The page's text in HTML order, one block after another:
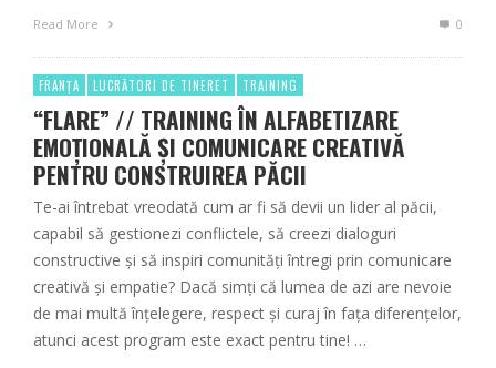
Read More 0
FRANȚA LUCRĂTORI DE TINERET TRAINING
“FLARE” // TRAINING ÎN ALFABETIZARE
EMOȚIONALĂ ȘI COMUNICARE CREATIVĂ
PENTRU CONSTRUIREA PĂCII
Te-ai întrebat vreodată cum ar fi să devii un lider al păcii,
capabil să gestionezi conflictele, să creezi dialoguri
constructive și să inspiri comunități întregi prin comunicare
creativă și empatie? Dacă simți că lumea de azi are nevoie
de mai multă înțelegere, respect și curaj în fața diferențelor,
atunci acest program este exact pentru tine! …